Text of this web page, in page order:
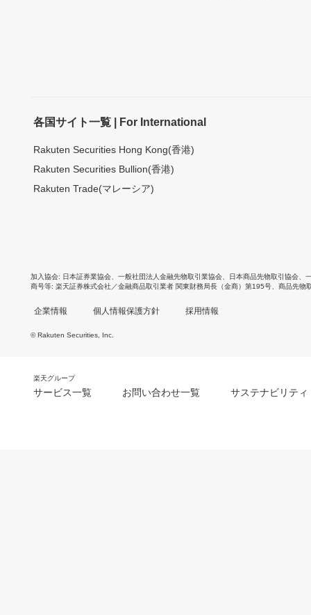
各国サイト一覧 | For International
Rakuten Securities Hong Kong(香港)
Rakuten Securities Bullion(香港)
Rakuten Trade(マレーシア)
加入協会 日本証券業協会 一般社団法人金融先物取引業協会 日本商品先物取引協会
商号等 楽天証券株式会社／金融商品取引業者 関東財務局長（金商）第195号、商品先物
企業情報 個人情報保護方針 採用情報
© Rakuten Securities, Inc.
楽天グループ
サービス一覧 お問い合わせ一覧 サステナビリティ